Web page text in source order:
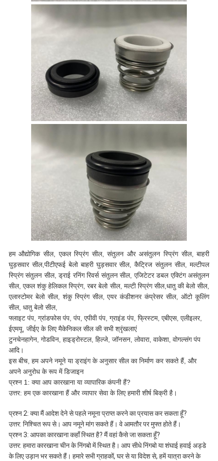
हम औद्योगिक सील, एकल स्प्रिंग सील, संतुलन और असंतुलन स्प्रिंग सील, बाहरी
घुड़सवार सील,पीटीएफई बेलो बाहरी घुड़सवार सील, कैट्रिज संतुलन सील, मल्टीपल
स्प्रिंग संतुलन सील, ड्राई रनिंग रिवर्स संतुलन सील, एजिटेटर डबल एक्टिंग असंतुलन
सील, एकल शंकु हेलिकल स्प्रिंग, रबर बेलो सील, मल्टी स्प्रिंग सील,धातु की बेलो सील,
एलास्टोमर बेलो सील, शंकु स्प्रिंग सील, एयर कंडीशनर कंप्रेसर सील, ऑटो कूलिंग
सील, धातु बेलो सील,
फ्लाइट पंप, ग्रांडफोस पंप, पंप, एपीवी पंप, ग्राइंड पंप, फ्रिस्टम, एबीएस, एलीइलर,
ईएमयू, जीईए के लिए मैकेनिकल सील की सभी श्रृंखलाएं
टुनचेनहागेन, गोडविन, हाइड्रोस्टल, हिल्जे, जॉनसन, लोवारा, वाकेशा, वोगल्संग पंप
आदि।
इस बीच, हम अपने नमूने या ड्राइंग के अनुसार सील का निर्माण कर सकते हैं, और
अपने अनुरोध के रूप में डिजाइन
प्रश्न 1: क्या आप कारखाना या व्यापारिक कंपनी हैं?
उत्तर: हम एक कारखाना हैं और व्यापार सेवा के लिए हमारी शीर्ष बिक्री है।
प्रश्न 2: क्या मैं आदेश देने से पहले नमूना प्राप्त करने का प्रयास कर सकता हूँ?
उत्तर: निश्चित रूप से। आप नमूने मांग सकते हैं। वे आमतौर पर मुफ्त होते हैं।
प्रश्न 3: आपका कारखाना कहाँ स्थित है? मैं वहां कैसे जा सकता हूँ?
उत्तर: हमारा कारखाना चीन के निंगबो में स्थित है। आप सीधे निंगबो या शंघाई हवाई अड्डे
के लिए उड़ान भर सकते हैं। हमारे सभी ग्राहकों, घर से या विदेश से, हमें यात्रा करने के